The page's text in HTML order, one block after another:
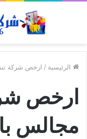
الرئيسية / ارخص شركة
ارخص
مجالس